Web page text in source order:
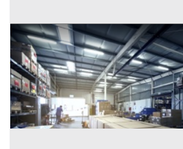
Negozio all'asta a Bagheria
Bagheria (Palermo)
Offerta minima
99.096,40 € 132.128,53 €
Codice asta:d75e89de
28/10/2026